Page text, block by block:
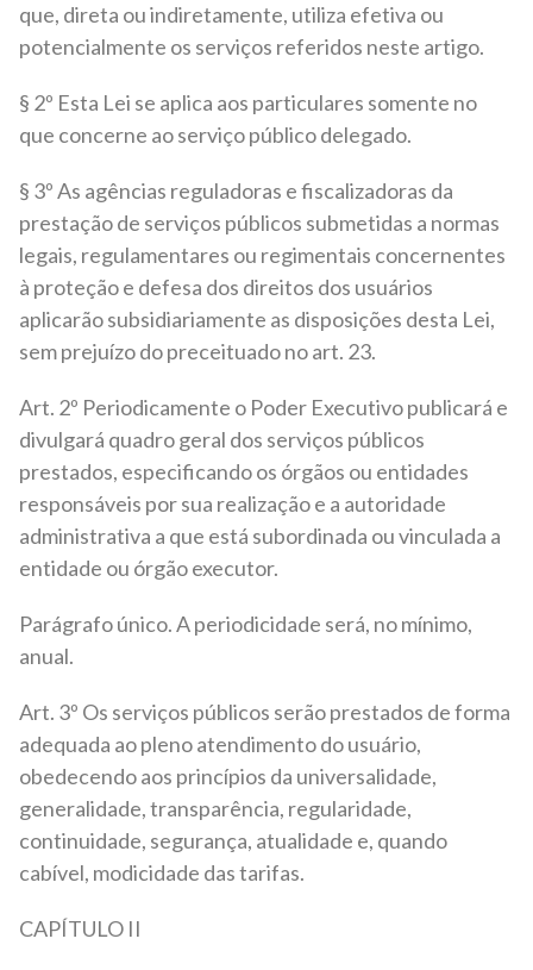
que, direta ou indiretamente, utiliza efetiva ou
potencialmente os serviços referidos neste artigo.
§ 2º Esta Lei se aplica aos particulares somente no
que concerne ao serviço público delegado.
§ 3º As agências reguladoras e fiscalizadoras da
prestação de serviços públicos submetidas a normas
legais, regulamentares ou regimentais concernentes
à proteção e defesa dos direitos dos usuários
aplicarão subsidiariamente as disposições desta Lei,
sem prejuízo do preceituado no art. 23.
Art. 2º Periodicamente o Poder Executivo publicará e
divulgará quadro geral dos serviços públicos
prestados, especificando os órgãos ou entidades
responsáveis por sua realização e a autoridade
administrativa a que está subordinada ou vinculada a
entidade ou órgão executor.
Parágrafo único. A periodicidade será, no mínimo,
anual.
Art. 3º Os serviços públicos serão prestados de forma
adequada ao pleno atendimento do usuário,
obedecendo aos princípios da universalidade,
generalidade, transparência, regularidade,
continuidade, segurança, atualidade e, quando
cabível, modicidade das tarifas.
CAPÍTULO II